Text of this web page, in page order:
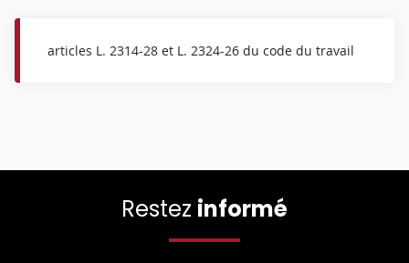
articles L. 2314-28 et L. 2324-26 du code du travail
Restez informé